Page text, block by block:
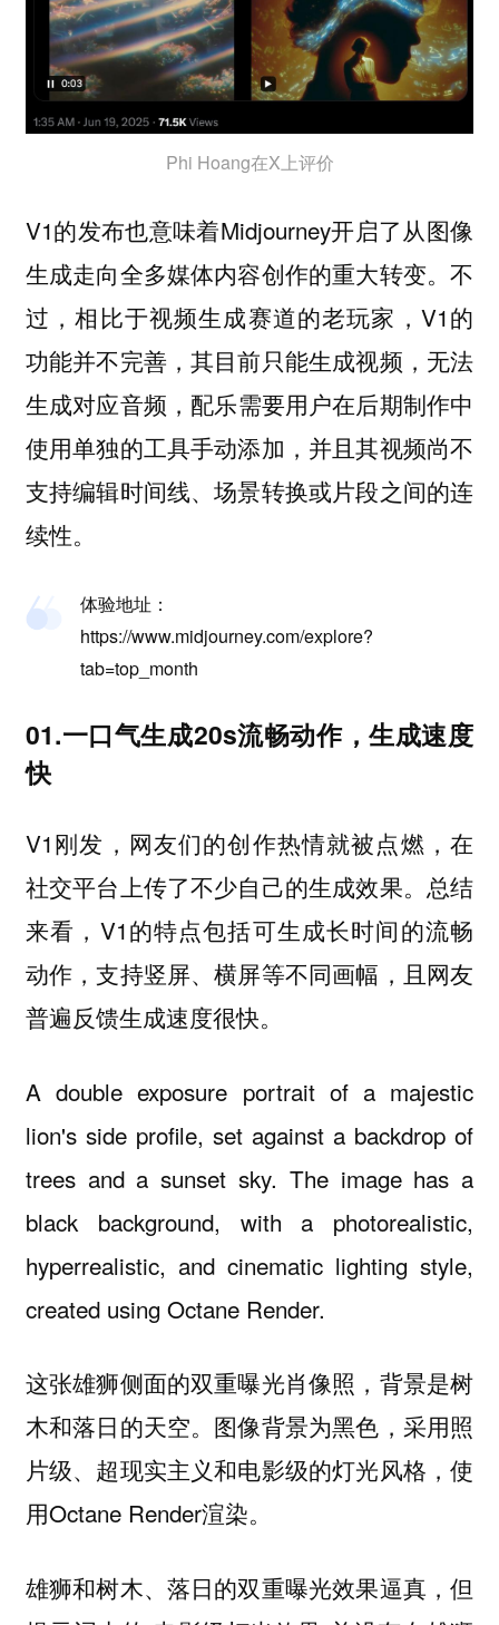
Phi Hoang在X上评价
V1的发布也意味着Midjourney开启了从图像
生成走向全多媒体内容创作的重大转变。不
过，相比于视频生成赛道的老玩家，V1的
功能并不完善，其目前只能生成视频， 无法
生成对应音频 ，配乐需要用户在后期制作中
使用单独的工具手动添加，并且其视频尚不
支持编辑时间线、场景转换或片段之间的连
续性。
体验地址：
https://www.midjourney.com/explore?
tab=top_month
01.一口气生成20s流畅动作，生成速度
快
V1刚发，网友们的创作热情就被点燃，在
社交平台上传了不少自己的生成效果。总结
来看，V1的特点包括可生成长时间的流畅
动作，支持竖屏、横屏等不同画幅，且网友
普遍反馈生成速度很快。
A double exposure portrait of a majestic
lion's side profile, set against a backdrop of
trees and a sunset sky. The image has a
black background, with a photorealistic,
hyperrealistic, and cinematic lighting style,
created using Octane Render.
这张雄狮侧面的双重曝光肖像照，背景是树
木和落日的天空。图像背景为黑色，采用照
片级、超现实主义和电影级的灯光风格，使
用Octane Render渲染。
雄狮和树木、落日的双重曝光效果逼真，但